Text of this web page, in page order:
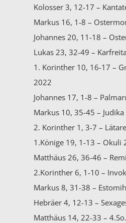
Kolosser 3, 12-17 –
Markus 16, 1-8 –
Johannes 20, 11-18 –
Lukas 23, 32-49 –
1. Korinther 10, 16-17 –
2022
Johannes 17, 1-8 –
Markus 10, 35-45 –
2. Korinther 1, 3-7 –
1.Könige 19, 1-13 – Okuli
Matthäus 26, 36-46 –
2.Korinther 6, 1-10 –
Markus 8, 31-38 –
Hebräer 4, 12-13 –
Matthäus 14, 22-33 –